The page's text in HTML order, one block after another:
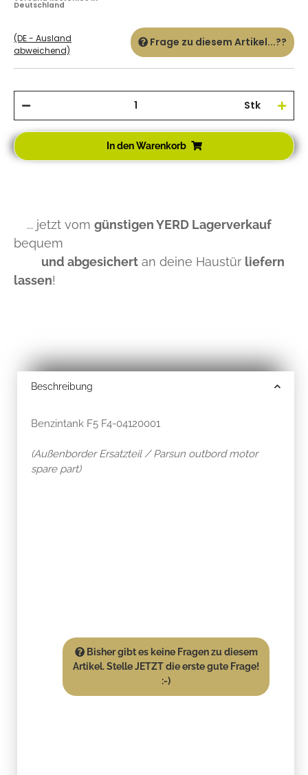
Deutschland
(DE - Ausland
abweichend)
Frage zu diesem Artikel...??
Stk
In den Warenkorb
... jetzt vom günstigen YERD Lagerverkauf
bequem
und abgesichert an deine Haustür liefern
lassen!
Beschreibung
Benzintank F5 F4-04120001
(Außenborder Ersatzteil / Parsun outbord motor
spare part)
Bisher gibt es keine Fragen zu diesem
Artikel. Stelle JETZT die erste gute Frage!
:-)